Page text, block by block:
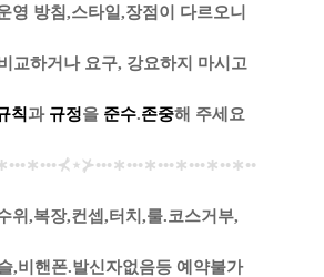
영 방침,스타일,장점이 다르오니
교하거나 요구, 강요하지 마시고
칙과 규정을 준수.존중해 주세요
•••∗•••⊀ ⋆⊁•••∗•••∗•••∗•••∗••∗••
위,복장,컨셉,터치,룰.코스거부,
,비핸폰.발신자없음등 예약불가